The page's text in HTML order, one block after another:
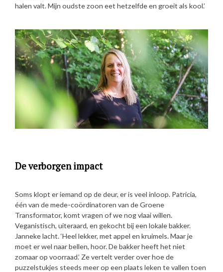
halen valt. Mijn oudste zoon eet hetzelfde en groeit als kool.’
De verborgen impact
Soms klopt er iemand op de deur, er is veel inloop. Patricia,
één van de mede-coördinatoren van de Groene
Transformator, komt vragen of we nog vlaai willen.
Veganistisch, uiteraard, en gekocht bij een lokale bakker.
Janneke lacht. ‘Heel lekker, met appel en kruimels. Maar je
moet er wel naar bellen, hoor. De bakker heeft het niet
zomaar op voorraad.’ Ze vertelt verder over hoe de
puzzelstukjes steeds meer op een plaats leken te vallen toen